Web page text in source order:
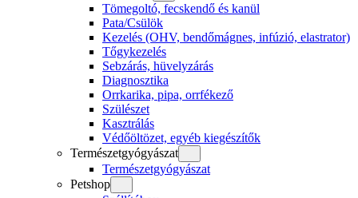
Tömegoltó, fecskendő és kanül
Pata/Csülök
Kezelés (OHV, bendőmágnes, infúzió, elastrator)
Tőgykezelés
Sebzárás, hüvelyzárás
Diagnosztika
Orrkarika, pipa, orrfékező
Szülészet
Kasztrálás
Védőöltözet, egyéb kiegészítők
Természetgyógyászat
Természetgyógyászat
Petshop